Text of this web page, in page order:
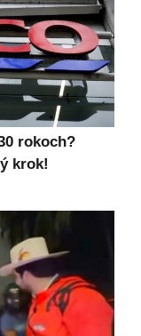
rokoch?
krok!